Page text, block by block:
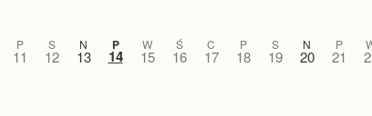
P
11
S
12
N
13
P
14
W
15
Ś
16
C
17
P
18
S
19
N
20
P
21